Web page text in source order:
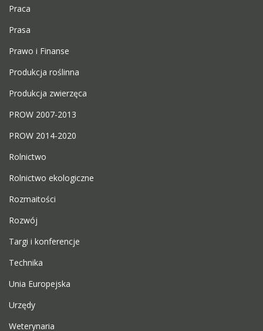
Praca
Prasa
Prawo i Finanse
Produkcja roślinna
Produkcja zwierzęca
PROW 2007-2013
PROW 2014-2020
Rolnictwo
Rolnictwo ekologiczne
Rozmaitości
Rozwój
Targi i konferencje
Technika
Unia Europejska
Urzędy
Weterynaria